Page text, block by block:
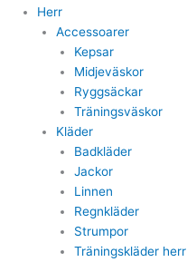
Herr
Accessoarer
Kepsar
Midjeväskor
Ryggsäckar
Träningsväskor
Kläder
Badkläder
Jackor
Linnen
Regnkläder
Strumpor
Träningskläder herr